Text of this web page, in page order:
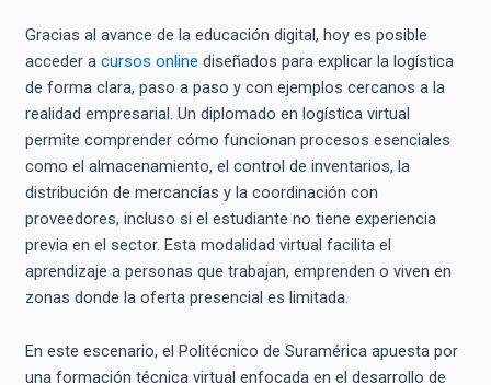
Gracias al avance de la educación digital, hoy es posible
acceder a cursos online diseñados para explicar la logística
de forma clara, paso a paso y con ejemplos cercanos a la
realidad empresarial. Un diplomado en logística virtual
permite comprender cómo funcionan procesos esenciales
como el almacenamiento, el control de inventarios, la
distribución de mercancías y la coordinación con
proveedores, incluso si el estudiante no tiene experiencia
previa en el sector. Esta modalidad virtual facilita el
aprendizaje a personas que trabajan, emprenden o viven en
zonas donde la oferta presencial es limitada.
En este escenario, el Politécnico de Suramérica apuesta por
una formación técnica virtual enfocada en el desarrollo de